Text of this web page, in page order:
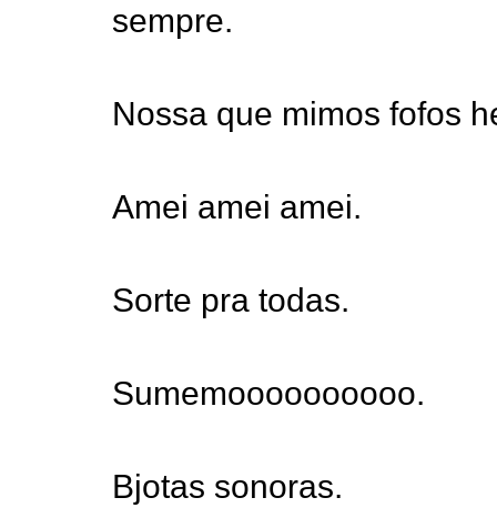
sempre.
Nossa que mimos fofos
Amei amei amei.
Sorte pra todas.
Sumemoooooooooo.
Bjotas sonoras.